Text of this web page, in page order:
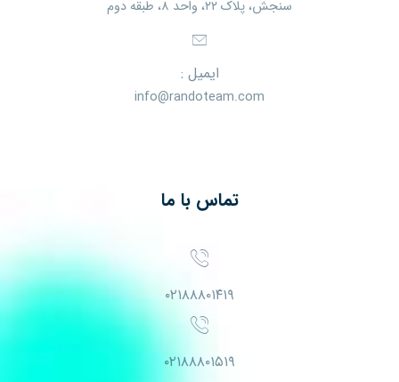
سنجش، پلاک ۲۲، واحد ۸، طبقه دوم
ایمیل :
info@randoteam.com
تماس با ما
۰۲۱۸۸۸۰۱۴۱۹
۰۲۱۸۸۸۰۱۵۱۹